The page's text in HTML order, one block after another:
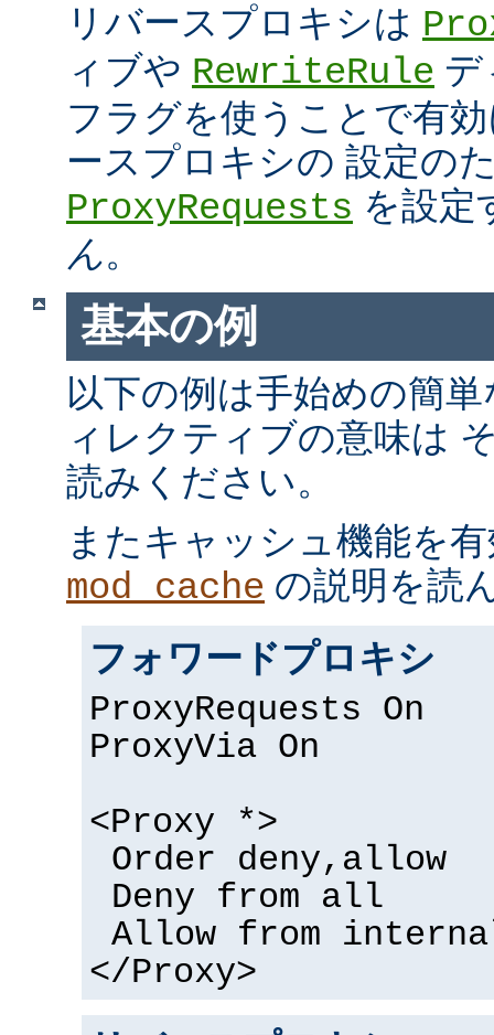
リバースプロキシは
ィブや RewriteRule
フラグを使うことで有
ースプロキシの 設定の
ProxyRequests を設定
ん。
基本の例
以下の例は手始めの簡
ィレクティブの意味は
読みください。
またキャッシュ機能を
mod_cache の説明を読
フォワードプロキシ
ProxyRequests On
ProxyVia On
<Proxy *>
Order deny,allow
Deny from all
Allow from
</Proxy>